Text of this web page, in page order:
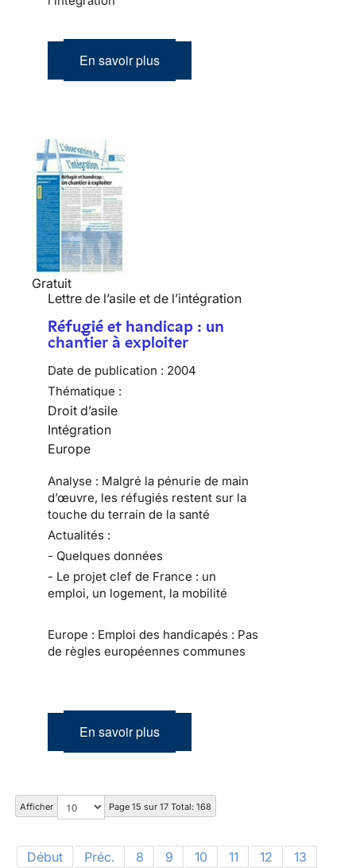
En savoir plus
Gratuit
Lettre de l’asile et de l’intégration
Réfugié et handicap : un
chantier à exploiter
Date de publication : 2004
Thématique :
Droit d’asile
Intégration
Europe
Analyse : Malgré la pénurie de main
d’œuvre, les réfugiés restent sur la
touche du terrain de la santé
Actualités :
- Quelques données
- Le projet clef de France : un
emploi, un logement, la mobilité
Europe : Emploi des handicapés : Pas
de règles européennes communes
En savoir plus
Afficher Page 15 sur 17 Total: 168
Début Préc. 8 9 10 11 12 13